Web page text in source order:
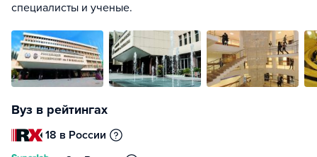
специалисты и ученые.
Вуз в рейтингах
18 в России